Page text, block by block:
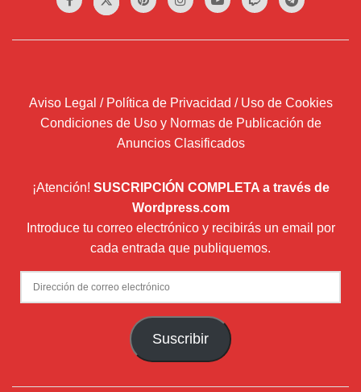
Aviso Legal / Política de Privacidad / Uso de Cookies
Condiciones de Uso y Normas de Publicación de
Anuncios Clasificados
¡Atención! SUSCRIPCIÓN COMPLETA a través de
Wordpress.com
Introduce tu correo electrónico y recibirás un email por
cada entrada que publiquemos.
Dirección
de
Suscribir